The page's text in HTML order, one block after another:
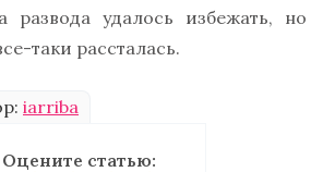
развода удалось избежать, но
таки рассталась.
iarriba
Оцените статью: